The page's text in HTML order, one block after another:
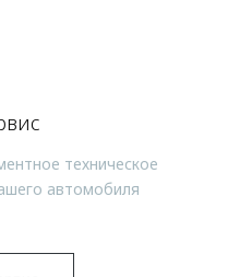
техническое
автомобиля